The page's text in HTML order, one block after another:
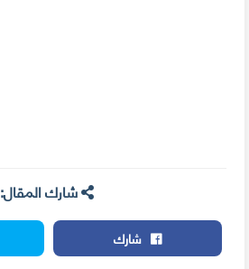
شارك المقال:
شارك